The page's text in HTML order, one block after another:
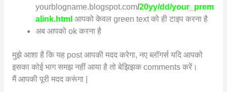
yourblogname.blogspot.com/20yy/dd/your_prem
alink.html आपको केवल green text को ही टाइप करना है
अब आपको ok करना है
मुझे आशा है कि यह post आपकी मदद करेगा, नए ब्लॉगर्स यदि आपको
इसका कोई भाग समझ नहीं आया है तो बेझिझक comments करें।
मैं आपकी पूरी मदद करूंगा |